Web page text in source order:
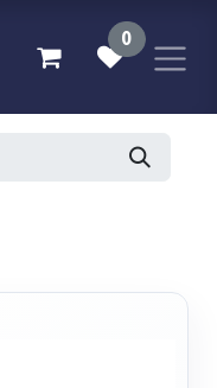
0